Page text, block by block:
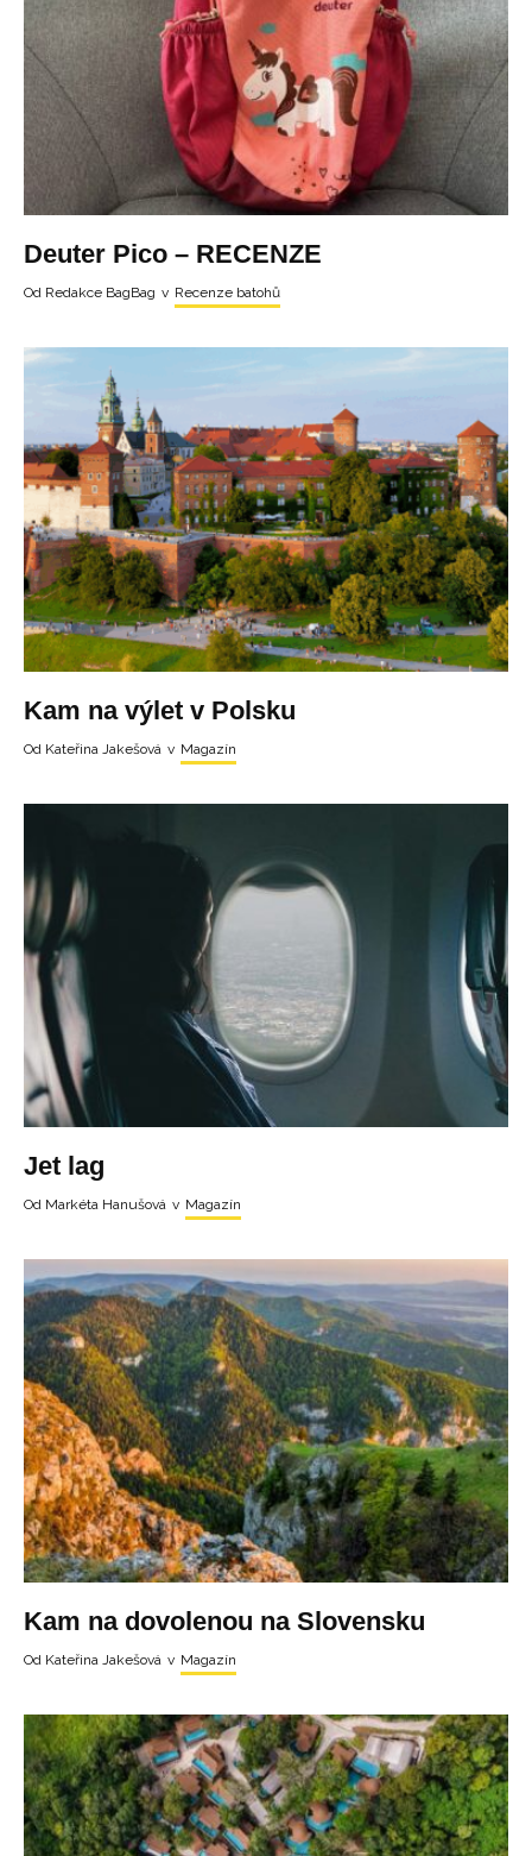
Deuter Pico – RECENZE
Od Redakce BagBag v Recenze batohů
Kam na výlet v Polsku
Od Kateřina Jakešová v Magazín
Jet lag
Od Markéta Hanušová v Magazín
Kam na dovolenou na Slovensku
Od Kateřina Jakešová v Magazín